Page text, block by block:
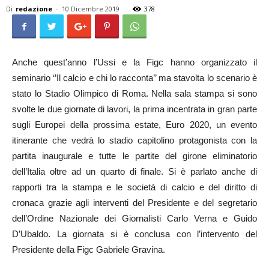
Di redazione - 10 Dicembre 2019 378
Anche quest’anno l’Ussi e la Figc hanno organizzato il
seminario ‘’Il calcio e chi lo racconta’’ ma stavolta lo scenario è
stato lo Stadio Olimpico di Roma. Nella sala stampa si sono
svolte le due giornate di lavori, la prima incentrata in gran parte
sugli Europei della prossima estate, Euro 2020, un evento
itinerante che vedrà lo stadio capitolino protagonista con la
partita inaugurale e tutte le partite del girone eliminatorio
dell’Italia oltre ad un quarto di finale. Si è parlato anche di
rapporti tra la stampa e le società di calcio e del diritto di
cronaca grazie agli interventi del Presidente e del segretario
dell’Ordine Nazionale dei Giornalisti Carlo Verna e Guido
D’Ubaldo. La giornata si è conclusa con l’intervento del
Presidente della Figc Gabriele Gravina.